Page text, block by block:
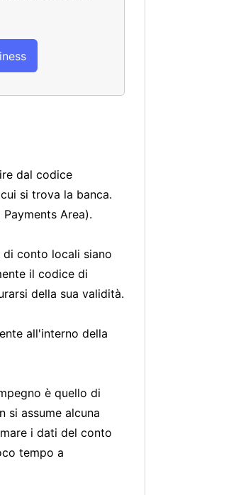
dal codice
si trova la banca.
Area).
conto locali siano
il codice di
della sua validità.
all'interno della
è quello di
si assume alcuna
i dati del conto
tempo a